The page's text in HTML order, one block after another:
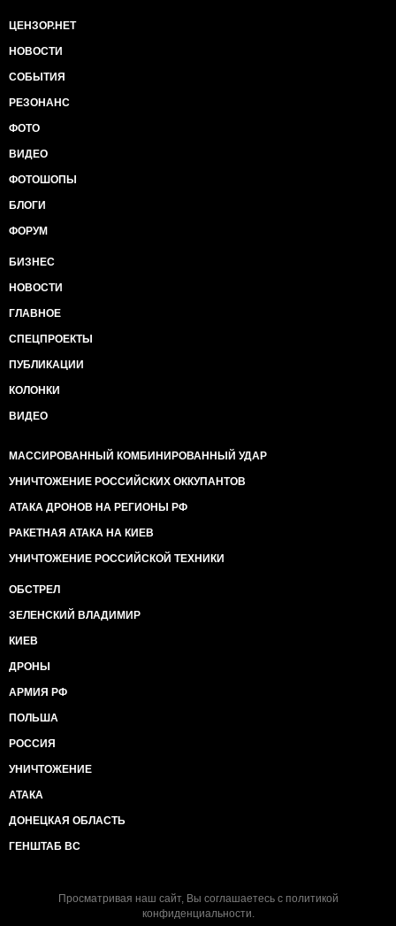
ЦЕНЗОР.НЕТ
НОВОСТИ
СОБЫТИЯ
РЕЗОНАНС
ФОТО
ВИДЕО
ФОТОШОПЫ
БЛОГИ
ФОРУМ
БИЗНЕС
НОВОСТИ
ГЛАВНОЕ
СПЕЦПРОЕКТЫ
ПУБЛИКАЦИИ
КОЛОНКИ
ВИДЕО
МАССИРОВАННЫЙ КОМБИНИРОВАННЫЙ УДАР
УНИЧТОЖЕНИЕ РОССИЙСКИХ ОККУПАНТОВ
АТАКА ДРОНОВ НА РЕГИОНЫ РФ
РАКЕТНАЯ АТАКА НА КИЕВ
УНИЧТОЖЕНИЕ РОССИЙСКОЙ ТЕХНИКИ
ОБСТРЕЛ
ЗЕЛЕНСКИЙ ВЛАДИМИР
КИЕВ
ДРОНЫ
АРМИЯ РФ
ПОЛЬША
РОССИЯ
УНИЧТОЖЕНИЕ
АТАКА
ДОНЕЦКАЯ ОБЛАСТЬ
ГЕНШТАБ ВС
Просматривая наш сайт, Вы соглашаетесь с политикой
конфиденциальности.